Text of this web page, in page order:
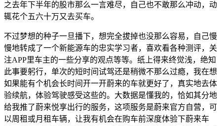
之去年下半年的股市那么一言难尽，自己也不敢那么冲动，动
辄花个五六十万又去买车。
不过梦想的种子一旦播下，想完全拔掉也没那么容易，自己慢
慢地转成了一个新能源车的忠实学习者，喜欢看各种测评，关
注APP里车主的一些分享的观点等等。纸上得来终觉浅，绝知
此事要躬行，单次的短时间试驾还是稍微不那么过瘾，我在想
如果能有个机会长时间开一开蔚来的车就更好了，真实地去体
验续航，体验驾驶感受这些的。大数据是懂我的，恰如其分地
给我推了蔚来悦享出行的服务，这项服务是蔚来官方自营，可
以周租或月租车辆，让我有机会在购车前深度体验下蔚来车